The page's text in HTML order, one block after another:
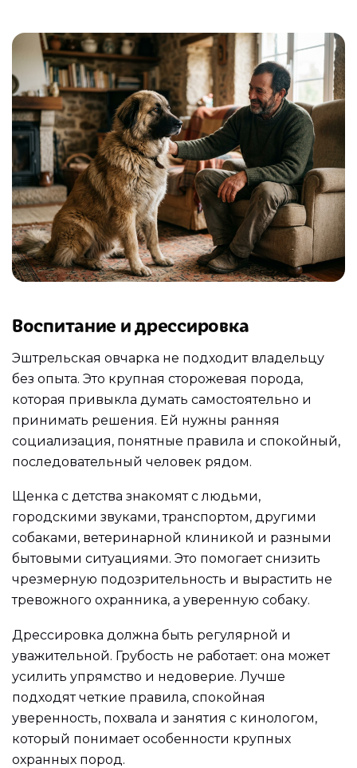
Воспитание и дрессировка
Эштрельская овчарка не подходит владельцу
без опыта. Это крупная сторожевая порода,
которая привыкла думать самостоятельно и
принимать решения. Ей нужны ранняя
социализация, понятные правила и спокойный,
последовательный человек рядом.
Щенка с детства знакомят с людьми,
городскими звуками, транспортом, другими
собаками, ветеринарной клиникой и разными
бытовыми ситуациями. Это помогает снизить
чрезмерную подозрительность и вырастить не
тревожного охранника, а уверенную собаку.
Дрессировка должна быть регулярной и
уважительной. Грубость не работает: она может
усилить упрямство и недоверие. Лучше
подходят четкие правила, спокойная
уверенность, похвала и занятия с кинологом,
который понимает особенности крупных
охранных пород.